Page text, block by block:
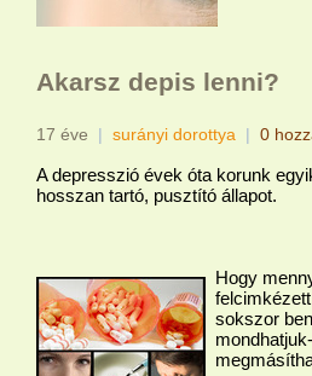
Akarsz depis lenni?
17 éve | surányi dorottya | 0
A depresszió évek óta korunk
hosszan tartó, pusztító állapot.
Hogy
sokszor